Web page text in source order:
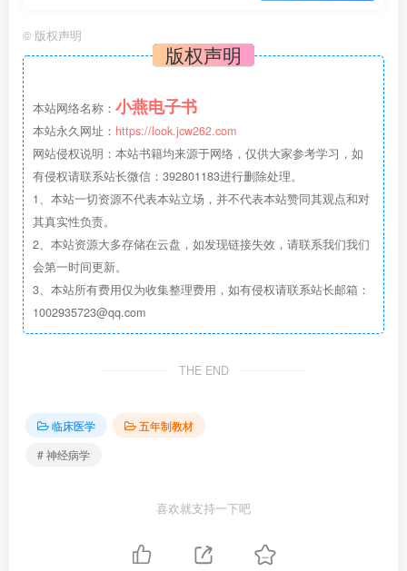
© 版权声明
版权声明
本站网络名称： 小燕电子书
本站永久网址： https://look.jcw262.com
网站侵权说明：本站书籍均来源于网络，仅供大家参考学习，如
有侵权请联系站长微信：392801183进行删除处理。
1、本站一切资源不代表本站立场，并不代表本站赞同其观点和对
其真实性负责。
2、本站资源大多存储在云盘，如发现链接失效，请联系我们我们
会第一时间更新。
3、本站所有费用仅为收集整理费用，如有侵权请联系站长邮箱：
1002935723@qq.com
THE END
临床医学
五年制教材
# 神经病学
喜欢就支持一下吧